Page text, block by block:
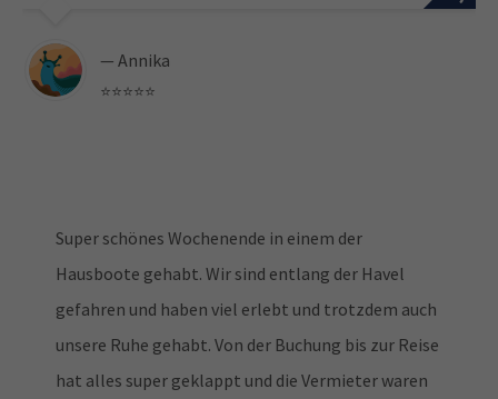
— Annika
⭐️⭐️⭐️⭐️⭐️
Super schönes Wochenende in einem der
Hausboote gehabt. Wir sind entlang der Havel
gefahren und haben viel erlebt und trotzdem auch
unsere Ruhe gehabt. Von der Buchung bis zur Reise
hat alles super geklappt und die Vermieter waren